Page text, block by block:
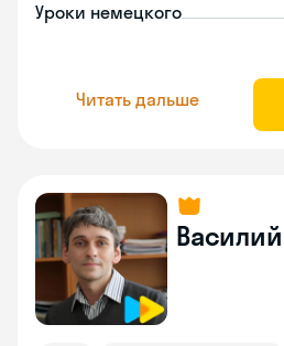
Уроки немецкого
Читать дальше
Василий